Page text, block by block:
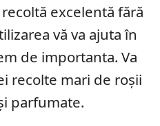
excelentă fără
vă va ajuta în
de importanta. Va
recolte mari de roșii
parfumate.